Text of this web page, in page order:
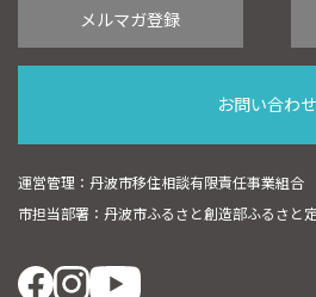
メルマガ登録
お問い合わせ
運営管理：丹波市移住相談有限責任事業組合
市担当部署：丹波市ふるさと創造部ふるさと